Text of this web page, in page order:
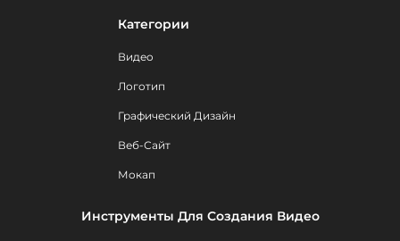
Категории
Видео
Логотип
Графический Дизайн
Веб-Сайт
Мокап
Инструменты Для Создания Видео